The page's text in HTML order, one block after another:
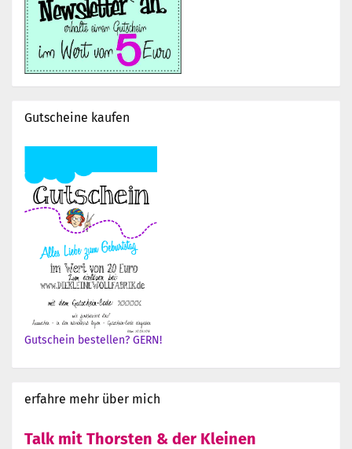
Gutscheine kaufen
Gutschein bestellen? GERN!
erfahre mehr über mich
Talk mit Thorsten & der Kleinen